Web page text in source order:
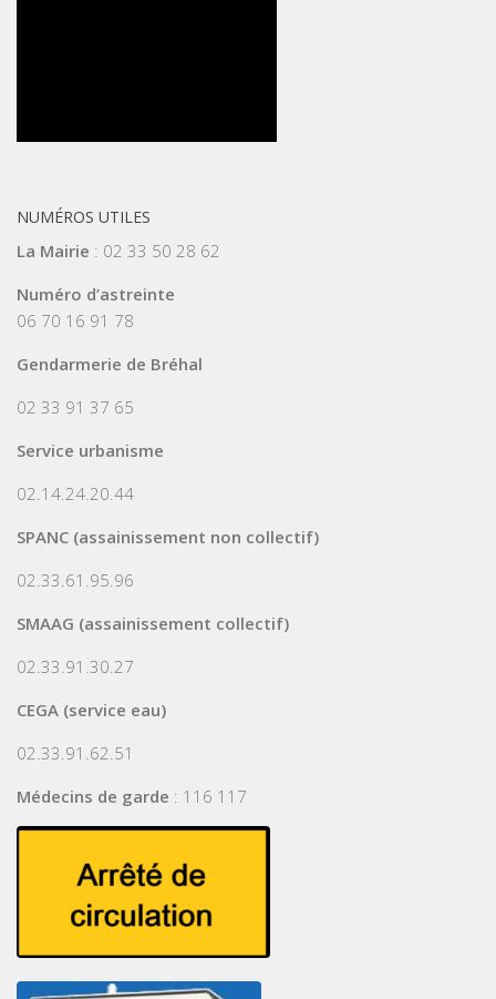
NUMÉROS UTILES
La Mairie : 02 33 50 28 62
Numéro d’astreinte
06 70 16 91 78
Gendarmerie de Bréhal
02 33 91 37 65
Service urbanisme
02.14.24.20.44
SPANC (assainissement non collectif)
02.33.61.95.96
SMAAG (assainissement collectif)
02.33.91.30.27
CEGA (service eau)
02.33.91.62.51
Médecins de garde : 116 117